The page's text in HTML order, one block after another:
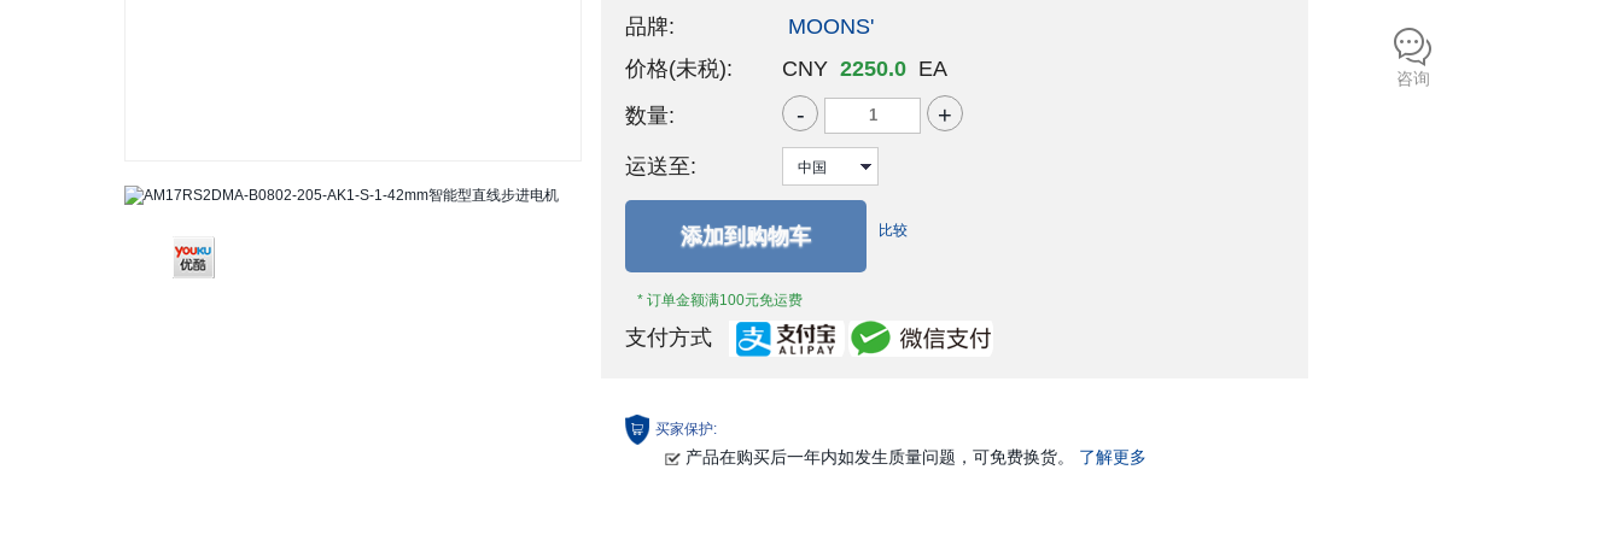
品牌:
MOONS'
价格(未税):
CNY2250.0 EA
数量:
- +
运送至:
添加到购物车
* 订单金额满100元免运费
比较
支付方式
咨询
买家保护:
产品在购买后一年内如发生质量问题，可免费换货。 了解更多